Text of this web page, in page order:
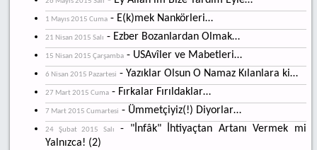
1 Mayıs 2015 Cuma - E(k)mek Nankörleri…
21 Nisan 2015 Salı - Ezber Bozanlardan Olmak…
15 Nisan 2015 Çarşamba - USAvîler ve Mabetleri…
6 Nisan 2015 Pazartesi - Yazıklar Olsun O Namaz Kılanlara ki…
27 Mart 2015 Cuma - Fırkalar Fırıldaklar…
7 Mart 2015 Cumartesi - Ümmetçiyiz(!) Diyorlar…
24 Şubat 2015 Salı
- "İnfâk" İhtiyaçtan Artanı Vermek mi
Yalnızca! (2)